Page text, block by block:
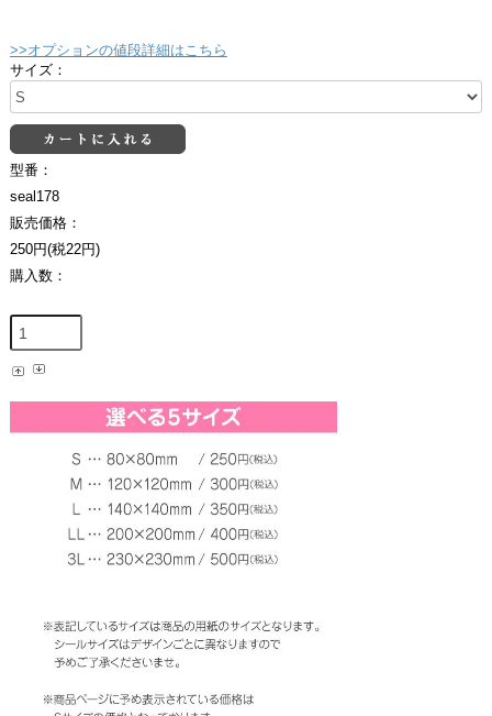
>>オプションの値段詳細はこちら
サイズ：
型番：
seal178
販売価格：
250円(税22円)
購入数：